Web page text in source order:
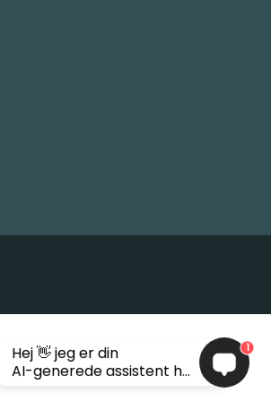
Hej 👋 jeg er din
AI-generede assistent h...
1